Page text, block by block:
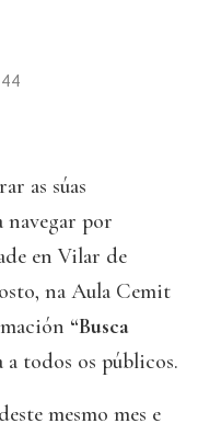
as súas
navegar por
en Vilar de
na Aula Cemit
“Busca
todos os públicos.
mesmo mes e